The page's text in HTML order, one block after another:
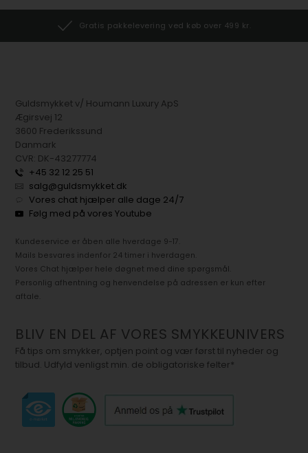
Gratis pakkelevering ved køb over 499 kr.
Guldsmykket v/ Houmann Luxury ApS
Ægirsvej 12
3600 Frederikssund
Danmark
CVR: DK-43277774
+45 32 12 25 51
salg@guldsmykket.dk
Vores chat hjælper alle dage 24/7
Følg med på vores Youtube
Kundeservice er åben alle hverdage 9-17.
Mails besvares indenfor 24 timer i hverdagen.
Vores Chat hjælper hele døgnet med dine spørgsmål.
Personlig afhentning og henvendelse på adressen er kun efter
aftale.
BLIV EN DEL AF VORES SMYKKEUNIVERS
Få tips om smykker, optjen point og vær først til nyheder og
tilbud. Udfyld venligst min. de obligatoriske felter*